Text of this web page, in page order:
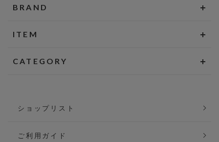
BRAND
ITEM
CATEGORY
ショップリスト
ご利用ガイド